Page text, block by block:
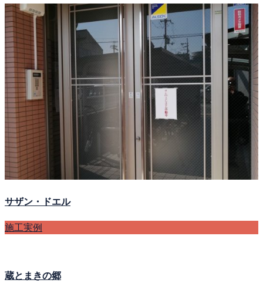
サザン・ドエル
施工実例
蔵とまきの郷